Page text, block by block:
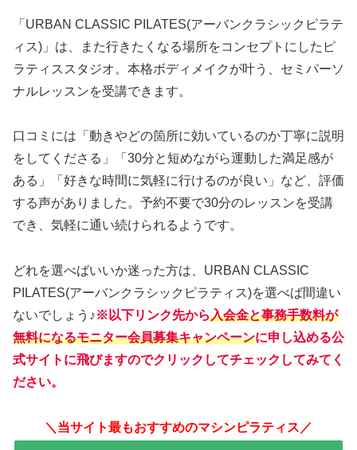
「URBAN CLASSIC PILATES(アーバンクラシックピラテ
ィス)」は、また行きたくなる場所をコンセプトにしたピ
ラティススタジオ。本格ボディメイクが叶う、セミパーソ
ナルレッスンを受講できます。
口コミには「動きやどの箇所に効いているのか丁寧に説明
をしてくださる」「30分と短めながら運動した満足感が
ある」「好きな時間に気軽に行けるのが良い」など、評価
する声がありました。予約不要で30分のレッスンを受講
でき、気軽に通い続けられるようです。
どれを選べばいいか迷った方は、URBAN CLASSIC
PILATES(アーバンクラシックピラティス)を選べば間違い
ないでしょう♪※以下リンク先から入会金と事務手数料が
無料になるモニター会員募集キャンペーンに申し込める公
式サイトに飛びますのでクリックしてチェックしてみてく
ださい。
＼当サイト最もおすすめのマシンピラティス／